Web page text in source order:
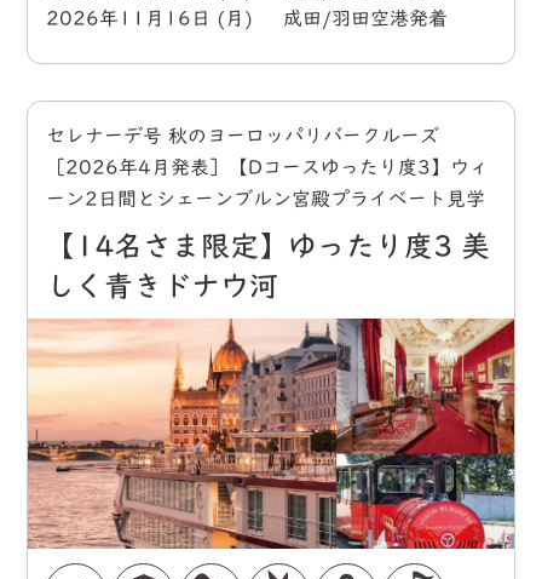
2026年11月16日 (月) 成田/羽田空港発着
セレナーデ号 秋のヨーロッパリバークルーズ
［2026年4月発表］【Dコースゆったり度3】ウィ
ーン2日間とシェーンブルン宮殿プライベート見学
【14名さま限定】ゆったり度3 美
しく青きドナウ河